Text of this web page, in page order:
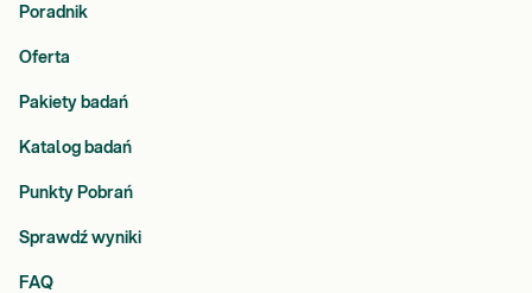
Poradnik
Oferta
Pakiety badań
Katalog badań
Punkty Pobrań
Sprawdź wyniki
FAQ